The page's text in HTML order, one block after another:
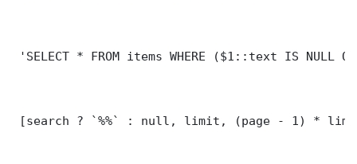
'SELECT * FROM items WHERE ($1::text IS NULL
[search ? `%%` : null, limit, (page - 1) *